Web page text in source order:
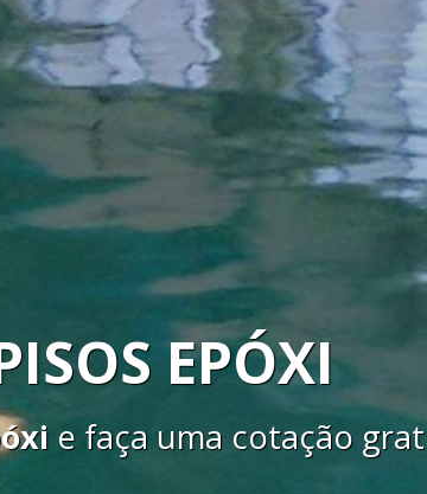
para Paredee
agora mesmo.